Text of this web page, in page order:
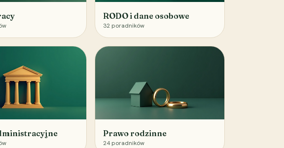
RODO i dane osobowe
32 poradników
Prawo rodzinne
24 poradników